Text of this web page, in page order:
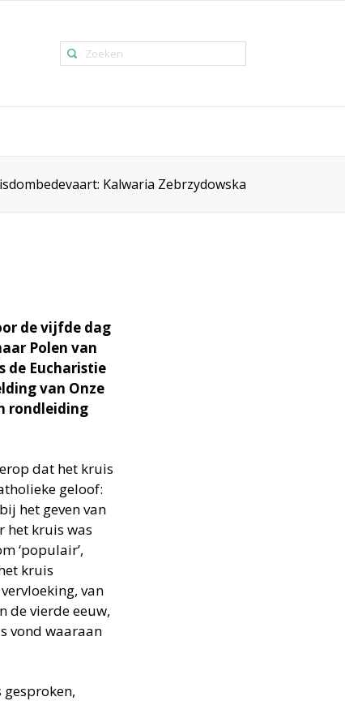
Kalwaria Zebrzydowska
de vijfde dag
Polen van
de Eucharistie
van Onze
rondleiding
dat het kruis
geloof:
het geven van
het kruis was
‘populair’,
kruis
van
de vierde eeuw,
vond waaraan
gesproken,